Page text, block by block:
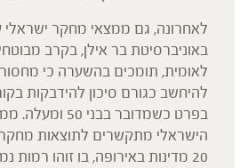
לאחרונה, גם ממצאי מחקר ישראלי
באוניברסיטת בר אילן, בקרב
להיחשב כגורם סיכון להידבקות
בפרט כשמדובר
הישראלי מתקשרים לתוצאות